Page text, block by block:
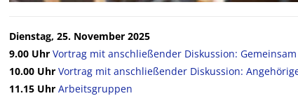
Dienstag, 25. November 2025
9.00 UhrVortrag mit anschließender Diskussion:
10.00 Uhr Vortrag mit anschließender Diskussion:
11.15 Uhr Arbeitsgruppen